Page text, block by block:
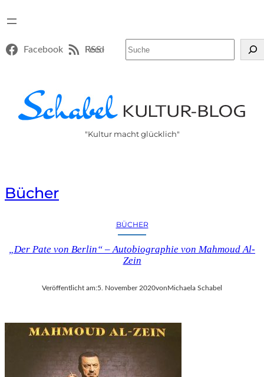
Facebook RSS-Feed
"Kultur macht glücklich"
Bücher
BÜCHER
„Der Pate von Berlin“ – Autobiographie von Mahmoud Al-
Zein
Veröffentlicht am:5. November 2020von Michaela Schabel